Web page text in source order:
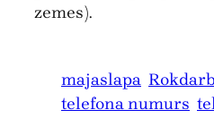
zemes).
majaslapa
telefona numurs